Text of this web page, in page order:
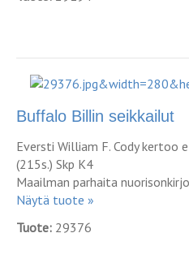
Buffalo Billin seikkailut
Eversti William F. Cody kertoo
(215s.) Skp K4
Maailman parhaita
Näytä tuote »
Tuote: 29376